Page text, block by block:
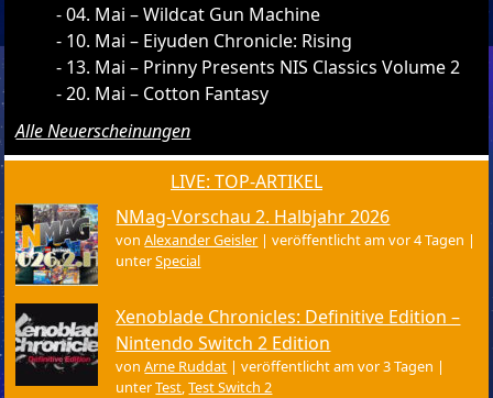
04. Mai – Wildcat Gun Machine
10. Mai – Eiyuden Chronicle: Rising
13. Mai – Prinny Presents NIS Classics Volume 2
20. Mai – Cotton Fantasy
Alle Neuerscheinungen
LIVE: TOP-ARTIKEL
NMag-Vorschau 2. Halbjahr 2026
vonAlexander Geisler |veröffentlicht am vor 4 Tagen |
unterSpecial
Xenoblade Chronicles: Definitive Edition –
Nintendo Switch 2 Edition
vonArne Ruddat |veröffentlicht am vor 3 Tagen |
unterTest,Test Switch 2